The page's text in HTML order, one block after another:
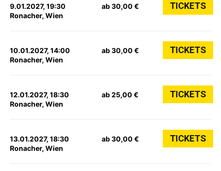
9.01.2027, 19:30
Ronacher, Wien
ab 30,00 € TICKETS
10.01.2027, 14:00
Ronacher, Wien
ab 30,00 € TICKETS
12.01.2027, 18:30
Ronacher, Wien
ab 25,00 € TICKETS
13.01.2027, 18:30
Ronacher, Wien
ab 30,00 € TICKETS